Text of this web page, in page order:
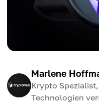
Marlene
Krypto
Technologien